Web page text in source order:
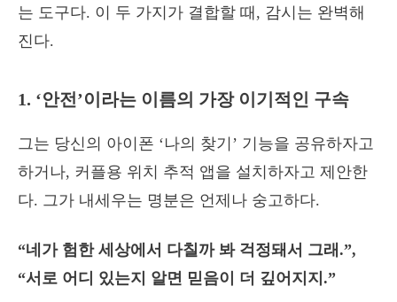
는 도구다. 이 두 가지가 결합할 때, 감시는 완벽해
진다.
1. ‘안전’이라는 이름의 가장 이기적인 구속
그는 당신의 아이폰 ‘나의 찾기’ 기능을 공유하자고
하거나, 커플용 위치 추적 앱을 설치하자고 제안한
다. 그가 내세우는 명분은 언제나 숭고하다.
“네가 험한 세상에서 다칠까 봐 걱정돼서 그래.”,
“서로 어디 있는지 알면 믿음이 더 깊어지지.”